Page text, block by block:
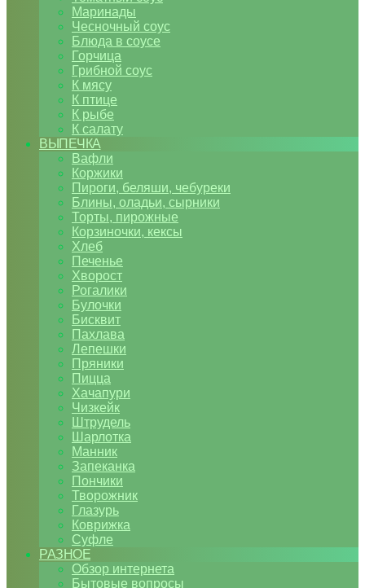
Маринады
Чесночный соус
Блюда в соусе
Горчица
Грибной соус
К мясу
К птице
К рыбе
К салату
ВЫПЕЧКА
Вафли
Коржики
Пироги, беляши, чебуреки
Блины, оладьи, сырники
Торты, пирожные
Корзиночки, кексы
Хлеб
Печенье
Хворост
Рогалики
Булочки
Бисквит
Пахлава
Лепешки
Пряники
Пицца
Хачапури
Чизкейк
Штрудель
Шарлотка
Манник
Запеканка
Пончики
Творожник
Глазурь
Коврижка
Суфле
РАЗНОЕ
Обзор интернета
Бытовые вопросы